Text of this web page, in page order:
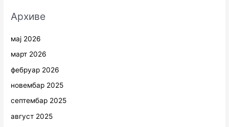
Архиве
мај 2026
март 2026
фебруар 2026
новембар 2025
септембар 2025
август 2025